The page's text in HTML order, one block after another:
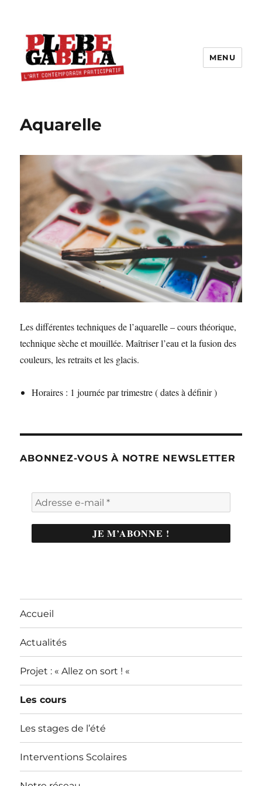
MENU
Aquarelle
Les différentes techniques de l’aquarelle – cours théorique,
technique sèche et mouillée. Maîtriser l’eau et la fusion des
couleurs, les retraits et les glacis.
Horaires : 1 journée par trimestre ( dates à définir )
ABONNEZ-VOUS À NOTRE NEWSLETTER
Accueil
Actualités
Projet : « Allez on sort ! «
Les cours
Les stages de l’été
Interventions Scolaires